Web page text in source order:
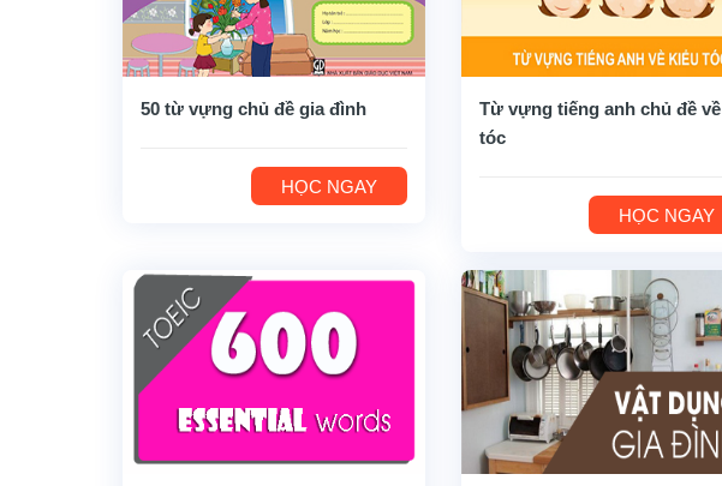
50 từ vựng chủ đề gia đình
HỌC NGAY
Từ vựng tiếng anh chủ đề về
tóc
HỌC NGAY